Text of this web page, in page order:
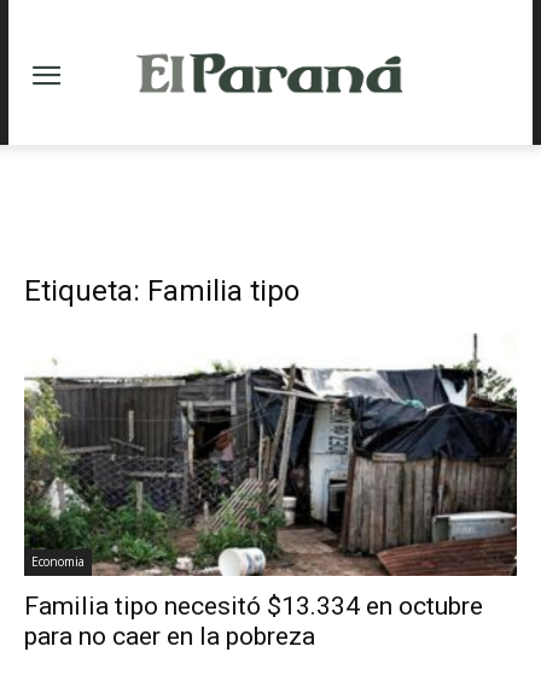
Etiqueta: Familia tipo
Economia
Familia tipo necesitó $13.334 en octubre
para no caer en la pobreza